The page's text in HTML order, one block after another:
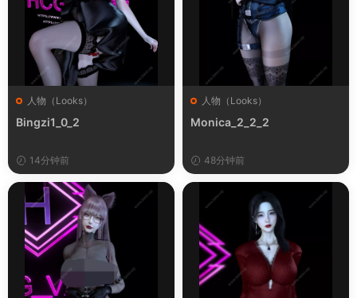
人物（Looks）
Bingzi1_0_2
14分钟前
人物（Looks）
Monica_2_2_2
48分钟前